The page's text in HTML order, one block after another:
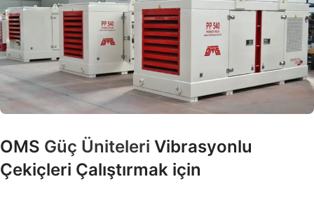
OMS Güç Üniteleri Vibrasyonlu
Çekiçleri Çalıştırmak için